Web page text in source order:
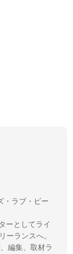
ラブ・ビー
ーとしてライ
ーランスへ。
編集、取材ラ